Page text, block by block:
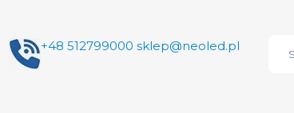
+48 512799000 sklep@neoled.pl